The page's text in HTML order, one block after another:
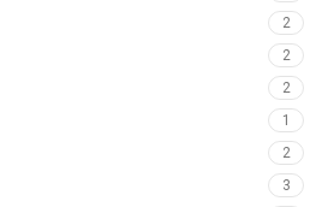
2
2
2
1
2
3